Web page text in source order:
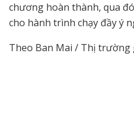
chương hoàn thành, qua
cho hành trình chạy đầy ý
Theo Ban Mai / Thị trường